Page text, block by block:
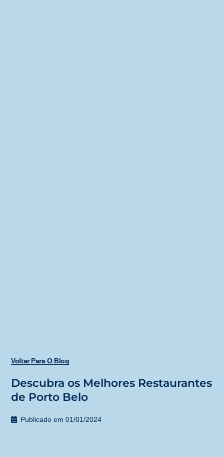
Voltar Para O Blog
Descubra os Melhores Restaurantes
de Porto Belo
Publicado em 01/01/2024